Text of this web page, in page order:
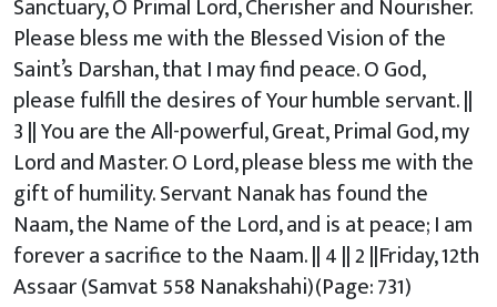
Sanctuary, O Primal Lord, Cherisher and Nourisher.
Please bless me with the Blessed Vision of the
Saint’s Darshan, that I may find peace. O God,
please fulfill the desires of Your humble servant. ||
3 || You are the All-powerful, Great, Primal God, my
Lord and Master. O Lord, please bless me with the
gift of humility. Servant Nanak has found the
Naam, the Name of the Lord, and is at peace; I am
forever a sacrifice to the Naam. || 4 || 2 ||Friday, 12th
Assaar (Samvat 558 Nanakshahi)(Page: 731)